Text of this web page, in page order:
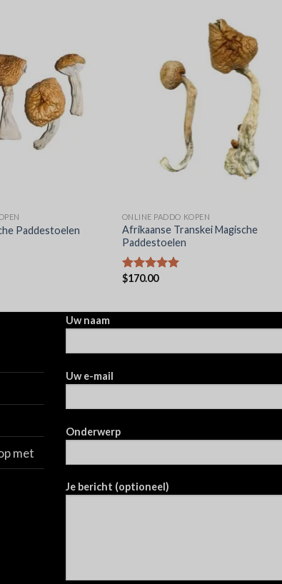
Paddestoelen
ONLINE PADDO KOPEN
Afrikaanse Transkei Magische
Paddestoelen
Waardering
$170.00
met
Uw naam
Uw e-mail
Onderwerp
Je bericht (optioneel)